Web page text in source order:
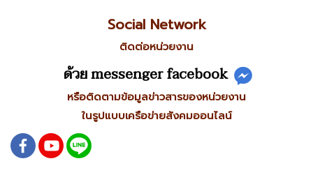
Social Network
ติดต่อหน่วยงาน
ด้วย messenger facebook
หรือติดตามข้อมูลข่าวสารของหน่วยงาน
ในรูปแบบเครือข่ายสังคมออนไลน์